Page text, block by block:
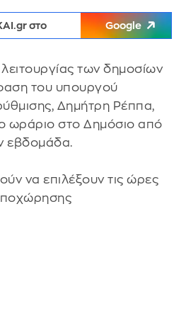
στο Google
των δημοσίων
του υπουργού
Δημήτρη Ρέππα,
ωράριο στο Δημόσιο από
εβδομάδα.
να επιλέξουν τις ώρες